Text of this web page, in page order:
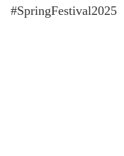
#SpringFestival2025